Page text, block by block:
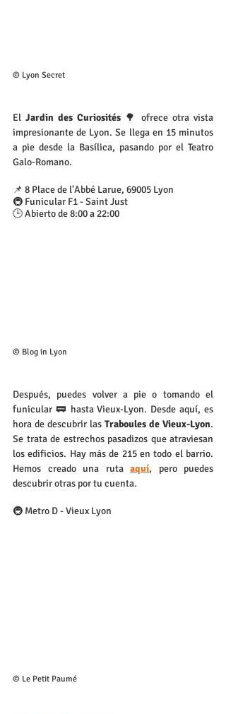
© Lyon Secret
El Jardin des Curiosités 🌳 ofrece otra vista
impresionante de Lyon. Se llega en 15 minutos
a pie desde la Basílica, pasando por el Teatro
Galo-Romano.
📌 8 Place de l'Abbé Larue, 69005 Lyon
🚇 Funicular F1 - Saint Just
🕒 Abierto de 8:00 a 22:00
© Blog in Lyon
Después, puedes volver a pie o tomando el
funicular 🚃 hasta Vieux-Lyon. Desde aquí, es
hora de descubrir las Traboules de Vieux-Lyon.
Se trata de estrechos pasadizos que atraviesan
los edificios. Hay más de 215 en todo el barrio.
Hemos creado una ruta aquí, pero puedes
descubrir otras por tu cuenta.
🚇 Metro D - Vieux Lyon
© Le Petit Paumé